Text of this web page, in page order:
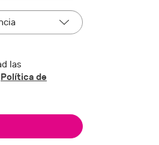
las
Política de